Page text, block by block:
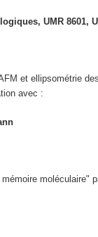
UMR 8601,
et ellipsométrie
avec :
moléculaire"